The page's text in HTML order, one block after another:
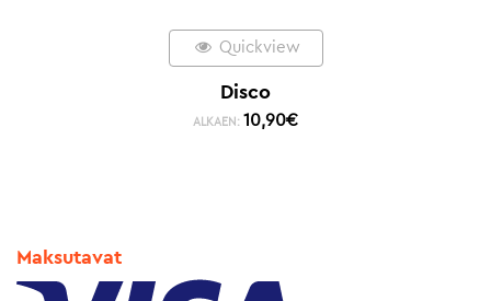
Quickview
Disco
ALKAEN: 10,90€
Maksutavat